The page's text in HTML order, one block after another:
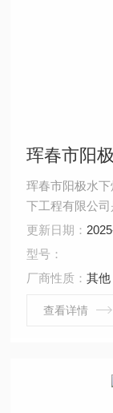
珲春市阳
珲春市阳极水
下工程有限公
检测资质服务
考核委员会颁
善于接受新观
业技术水准，
更新日期：
型号：
厂商性质：其他
查看详情